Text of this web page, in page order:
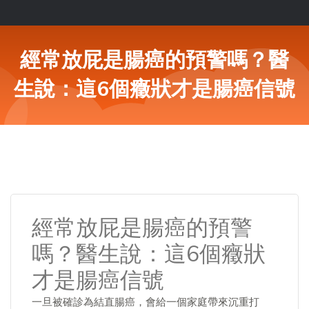
經常放屁是腸癌的預警嗎？醫
生說：這6個癥狀才是腸癌信號
經常放屁是腸癌的預警
嗎？醫生說：這6個癥狀
才是腸癌信號
一旦被確診為結直腸癌，會給一個家庭帶來沉重打